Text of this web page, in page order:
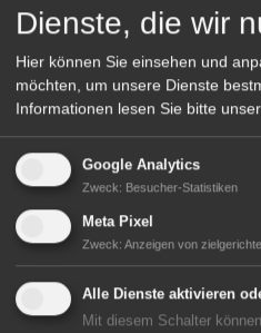
Gärtnerei Hanns
Mitarbeiter (m/w/d) für unsere
Logistikhalle
Herongen
zur Stellenanzeige
Dienste, die wir
Hier können Sie einsehen und
möchten, um unsere Dienste
Informationen lesen Sie bitte
Google Analytics
Zweck: Besucher-Statistiken
Meta Pixel
Zweck: Anzeigen von
Alle Dienste aktivieren
Mit diesem Schalter